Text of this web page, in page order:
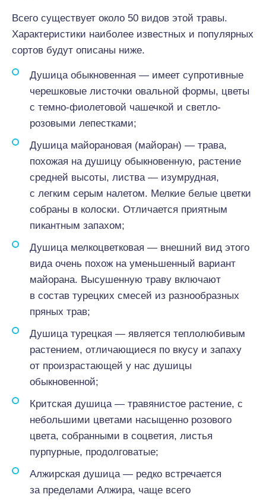
Всего существует около 50 видов этой травы.
Характеристики наиболее известных и популярных
сортов будут описаны ниже.
Душица обыкновенная — имеет супротивные
черешковые листочки овальной формы, цветы
с темно-фиолетовой чашечкой и светло-
розовыми лепестками;
Душица майорановая (майоран) — трава,
похожая на душицу обыкновенную, растение
средней высоты, листва — изумрудная,
с легким серым налетом. Мелкие белые цветки
собраны в колоски. Отличается приятным
пикантным запахом;
Душица мелкоцветковая — внешний вид этого
вида очень похож на уменьшенный вариант
майорана. Высушенную траву включают
в состав турецких смесей из разнообразных
пряных трав;
Душица турецкая — является теплолюбивым
растением, отличающиеся по вкусу и запаху
от произрастающей у нас душицы
обыкновенной;
Критская душица — травянистое растение, с
небольшими цветами насыщенно розового
цвета, собранными в соцветия, листья
пурпурные, продолговатые;
Алжирская душица — редко встречается
за пределами Алжира, чаще всего